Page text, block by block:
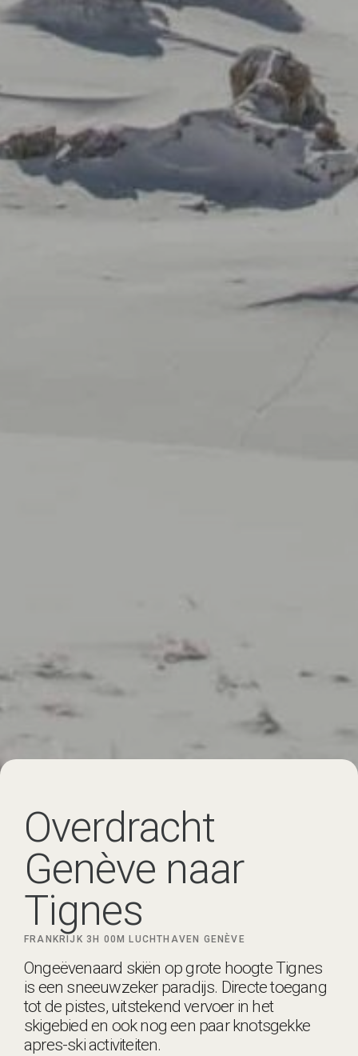
Overdracht
Genève naar
Tignes
FRANKRIJK 3H 00M LUCHTHAVEN GENÈVE
Ongeëvenaard skiën op grote hoogte Tignes
is een sneeuwzeker paradijs. Directe toegang
tot de pistes, uitstekend vervoer in het
skigebied en ook nog een paar knotsgekke
apres-ski activiteiten.